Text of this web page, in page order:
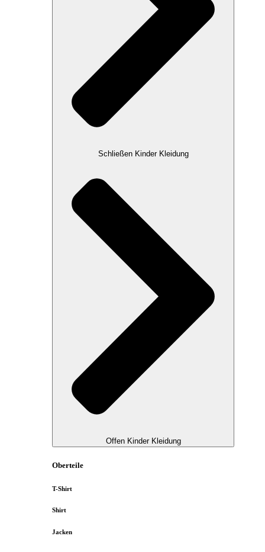
Schließen Kinder Kleidung
Offen Kinder Kleidung
Oberteile
T-Shirt
Shirt
Jacken